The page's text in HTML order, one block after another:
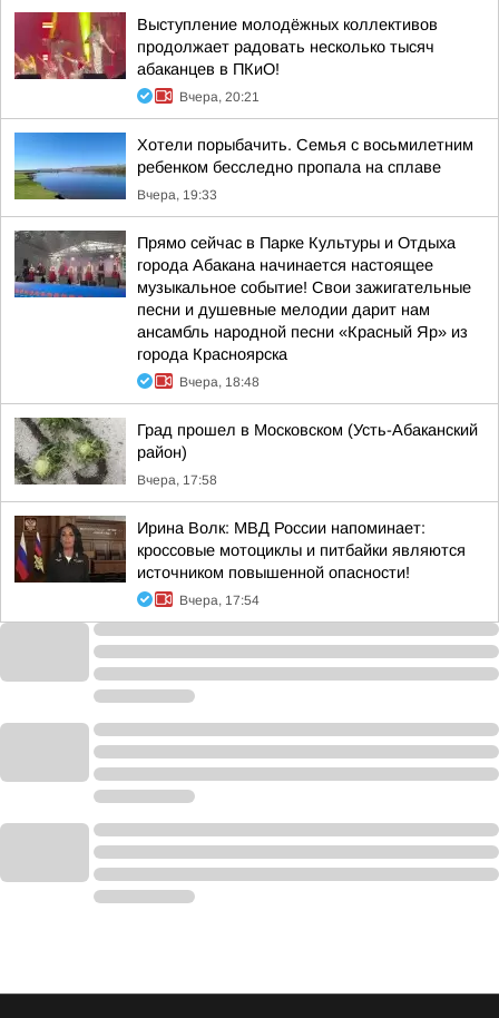
Выступление молодёжных коллективов
продолжает радовать несколько тысяч
абаканцев в ПКиО!
Вчера, 20:21
Хотели порыбачить. Семья с восьмилетним
ребенком бесследно пропала на сплаве
Вчера, 19:33
Прямо сейчас в Парке Культуры и Отдыха
города Абакана начинается настоящее
музыкальное событие! Свои зажигательные
песни и душевные мелодии дарит нам
ансамбль народной песни «Красный Яр» из
города Красноярска
Вчера, 18:48
Град прошел в Московском (Усть-Абаканский
район)
Вчера, 17:58
Ирина Волк: МВД России напоминает:
кроссовые мотоциклы и питбайки являются
источником повышенной опасности!
Вчера, 17:54